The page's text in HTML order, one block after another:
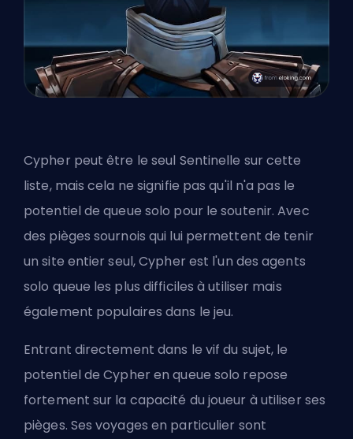
Cypher peut être leseul Sentinelle sur cette
liste, mais cela ne signifie pas qu'il n'a pas le
potentiel de queue solo pour le soutenir. Avec
des pièges sournois qui lui permettent de tenir
un site entier seul, Cypher est l'un des agents
solo queue les plus difficiles à utiliser mais
également populaires dans le jeu.
Entrant directement dans le vif du sujet, le
potentiel de Cypher en queue solo repose
fortement sur la capacité du joueur à utiliser ses
pièges. Ses voyages en particulier sont